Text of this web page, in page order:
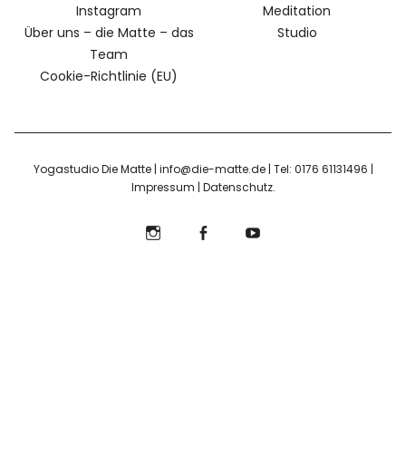
Instagram
Über uns – die Matte – das
Team
Cookie-Richtlinie (EU)
Meditation
Studio
Yogastudio Die Matte | info@die-matte.de | Tel: 0176 61131496 |
Impressum | Datenschutz